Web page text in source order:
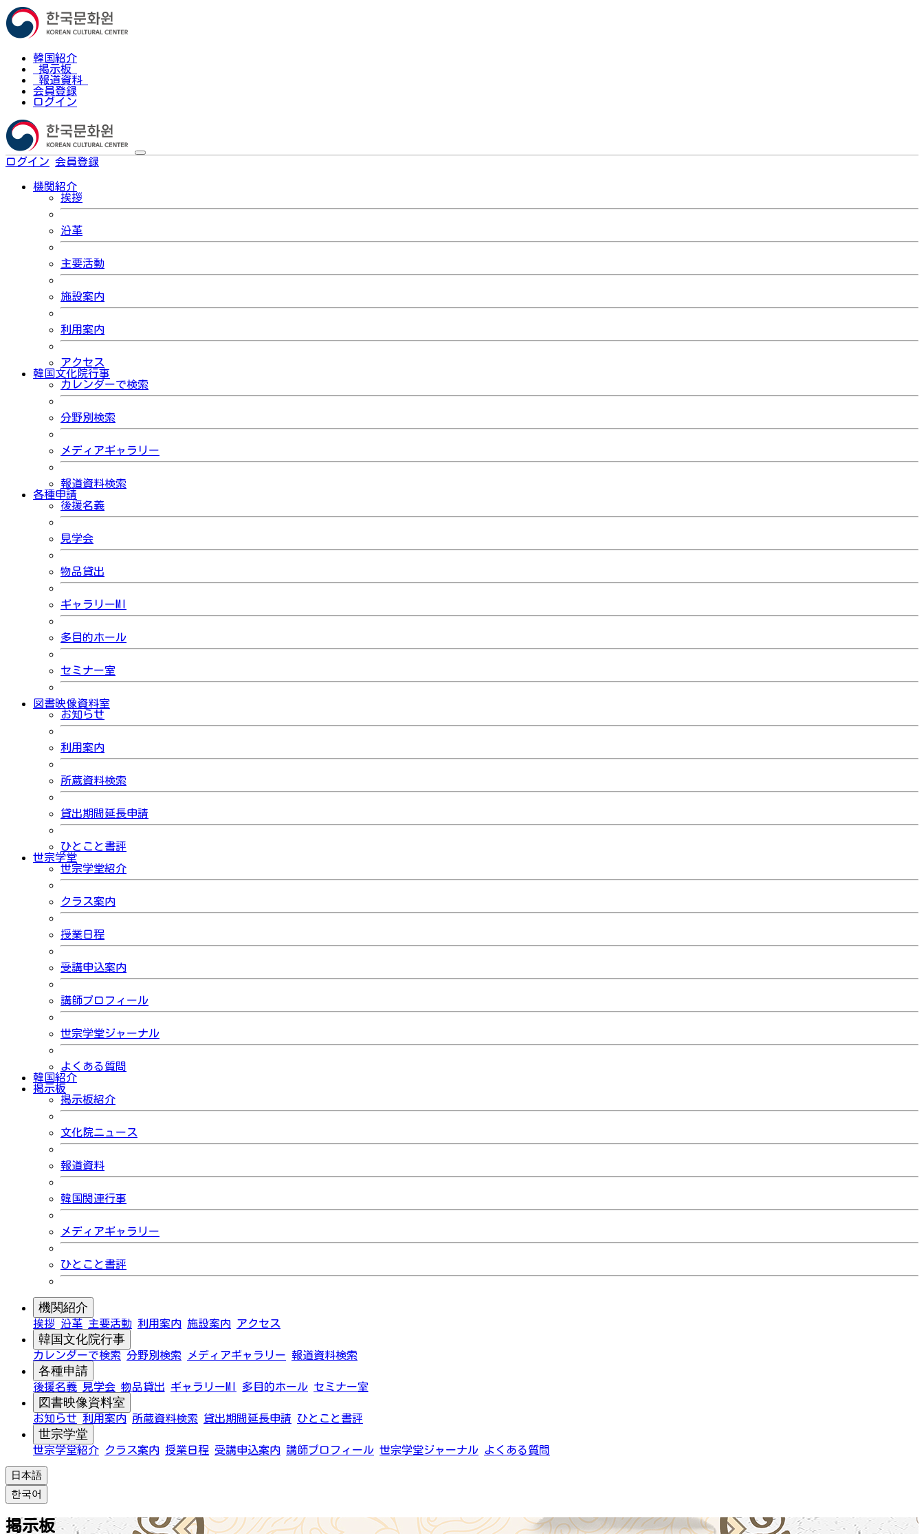
韓国紹介
掲示板
報道資料
会員登録
ログイン
ログイン 会員登録
機関紹介
挨拶
沿革
主要活動
施設案内
利用案内
アクセス
韓国文化院行事
カレンダーで検索
分野別検索
メディアギャラリー
報道資料検索
各種申請
後援名義
見学会
物品貸出
ギャラリーMI
多目的ホール
セミナー室
図書映像資料室
お知らせ
利用案内
所蔵資料検索
貸出期間延長申請
ひとこと書評
世宗学堂
世宗学堂紹介
クラス案内
授業日程
受講申込案内
講師プロフィール
世宗学堂ジャーナル
よくある質問
韓国紹介
掲示板
掲示板紹介
文化院ニュース
報道資料
韓国関連行事
メディアギャラリー
ひとこと書評
機関紹介
挨拶 沿革 主要活動 利用案内 施設案内 アクセス
韓国文化院行事
カレンダーで検索 分野別検索 メディアギャラリー 報道資料検索
各種申請
後援名義 見学会 物品貸出 ギャラリーMI 多目的ホール セミナー室
図書映像資料室
お知らせ 利用案内 所蔵資料検索 貸出期間延長申請 ひとこと書評
世宗学堂
世宗学堂紹介 クラス案内 授業日程 受講申込案内 講師プロフィール 世宗学堂ジャーナル よくある質問
日本語
한국어
掲示板